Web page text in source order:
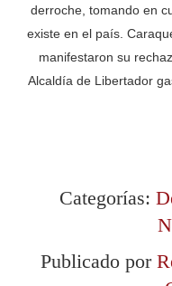
derroche, tomando en
existe en el país.
manifestaron su
Alcaldía de Libertador
Categorías:
Publicado por